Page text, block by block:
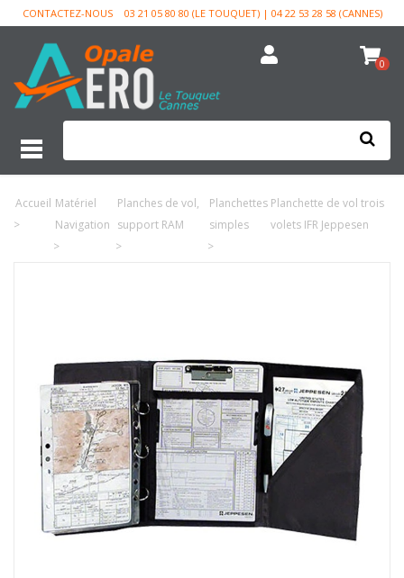
CONTACTEZ-NOUS 03 21 05 80 80 (LE TOUQUET) | 04 22 53 28 58 (CANNES)
0
Accueil
>
Matériel
Navigation
>
Planches de vol,
support RAM
>
Planchettes
simples
>
Planchette de vol trois
volets IFR Jeppesen